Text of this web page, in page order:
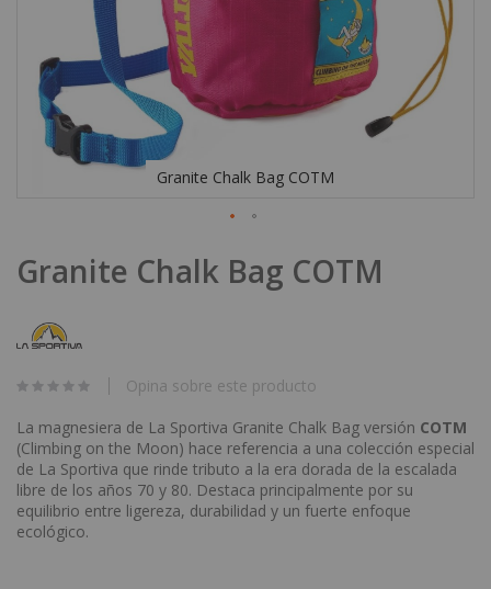
Granite Chalk Bag COTM
to
the
the
gallery
Granite Chalk Bag COTM
Opina sobre este producto
La magnesiera de La Sportiva Granite Chalk Bag versión COTM
(Climbing on the Moon) hace referencia a una colección especial
de La Sportiva que rinde tributo a la era dorada de la escalada
libre de los años 70 y 80. Destaca principalmente por su
equilibrio entre ligereza, durabilidad y un fuerte enfoque
ecológico.